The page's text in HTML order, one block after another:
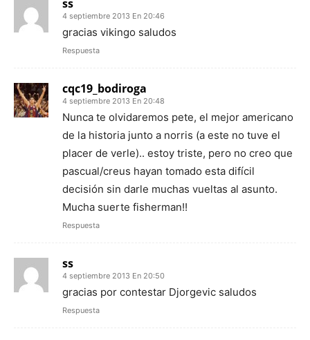
ss
4 septiembre 2013 En 20:46
gracias vikingo saludos
Respuesta
cqc19_bodiroga
4 septiembre 2013 En 20:48
Nunca te olvidaremos pete, el mejor americano
de la historia junto a norris (a este no tuve el
placer de verle).. estoy triste, pero no creo que
pascual/creus hayan tomado esta difícil
decisión sin darle muchas vueltas al asunto.
Mucha suerte fisherman!!
Respuesta
ss
4 septiembre 2013 En 20:50
gracias por contestar Djorgevic saludos
Respuesta